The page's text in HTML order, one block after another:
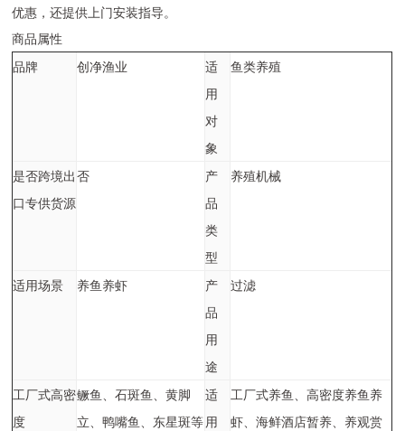
优惠，还提供上门安装指导。
商品属性
品牌
创净渔业
适
用
对
象
鱼类养殖
是否跨境出
口专供货源
否
产
品
类
型
养殖机械
适用场景 养鱼养虾
产
品
用
途
过滤
工厂式高密
度
鳜鱼、石斑鱼、黄脚
立、鸭嘴鱼、东星斑等
适
用
工厂式养鱼、高密度养鱼养
虾、海鲜酒店暂养、养观赏